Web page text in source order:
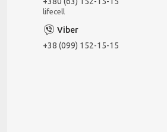
lifecell
+38 (099) 152-15-15